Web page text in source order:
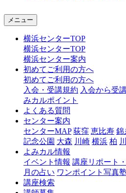
メニュー
横浜センターTOP
横浜センターTOP
横浜センター案内
初めてご利用の方へ
初めてご利用の方へ
入会・受講規約 入会から受
みカルポイント
よくある質問
センター案内
センターMAP 荻窪 恵比寿 錦
記念公園 大森 川崎 横浜 柏
よみカル情報
イベント情報 講座リポート
月の占い ワンポイント写真
講座検索